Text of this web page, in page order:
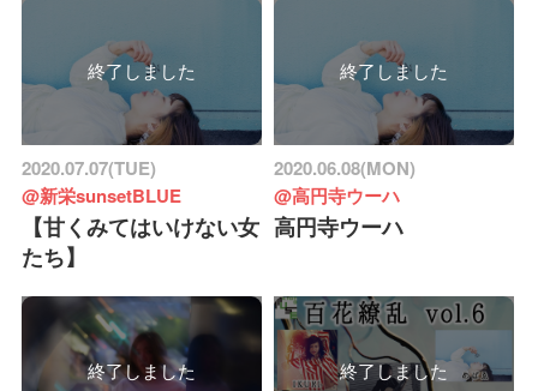
終了しました
2020.07.07(TUE)
@新栄sunsetBLUE
【甘くみてはいけない女
たち】
終了しました
2020.06.08(MON)
@高円寺ウーハ
高円寺ウーハ
終了しました 終了しました